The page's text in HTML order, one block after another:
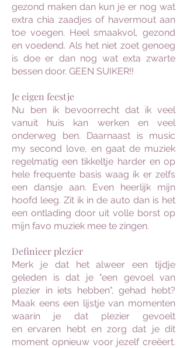
gezond maken dan kun je er nog wat
extra chia zaadjes of havermout aan
toe voegen. Heel smaakvol, gezond
en voedend. Als het niet zoet genoeg
is doe er dan nog wat exta zwarte
bessen door. GEEN SUIKER!!
Je eigen feestje
Nu ben ik bevoorrecht dat ik veel
vanuit huis kan werken en veel
onderweg ben. Daarnaast is music
my second love, en gaat de muziek
regelmatig een tikkeltje harder en op
hele frequente basis waag ik er zelfs
een dansje aan. Even heerlijk mijn
hoofd leeg. Zit ik in de auto dan is het
een ontlading door uit volle borst op
mijn favo muziek mee te zingen.
Definieer plezier
Merk je dat het alweer een tijdje
geleden is dat je "een gevoel van
plezier in iets hebben", gehad hebt?
Maak eens een lijstje van momenten
waarin je dat plezier gevoelt
en ervaren hebt en zorg dat je dit
moment opnieuw voor jezelf creëert.